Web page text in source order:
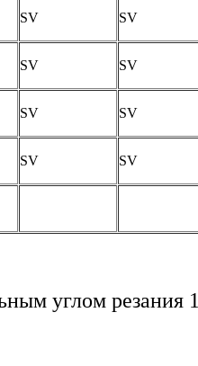
SV SV
SV SV
SV SV
SV SV
углом резания